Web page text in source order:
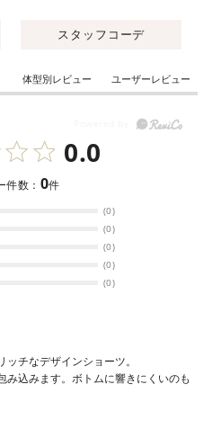
スタッフコーデ
体型別レビュー ユーザーレビュー
0.0
件数： 0件
(0)
(0)
(0)
(0)
(0)
チなデザインショーツ。
み込みます。ボトムに響きにくいのも